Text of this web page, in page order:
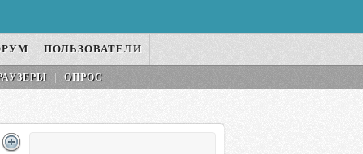
ПОЛЬЗОВАТЕЛИ
ОПРОС